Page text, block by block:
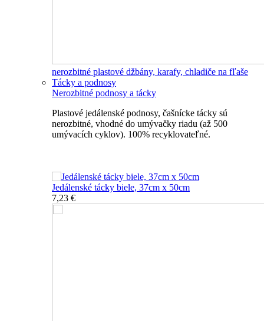
nerozbitné plastové džbány, karafy, chladiče na fľaše
Tácky a podnosy
Nerozbitné podnosy a tácky
Plastové jedálenské podnosy, čašnícke tácky sú
nerozbitné, vhodné do umývačky riadu (až 500
umývacích cyklov). 100% recyklovateľné.
Jedálenské tácky biele, 37cm x 50cm
7,23 €